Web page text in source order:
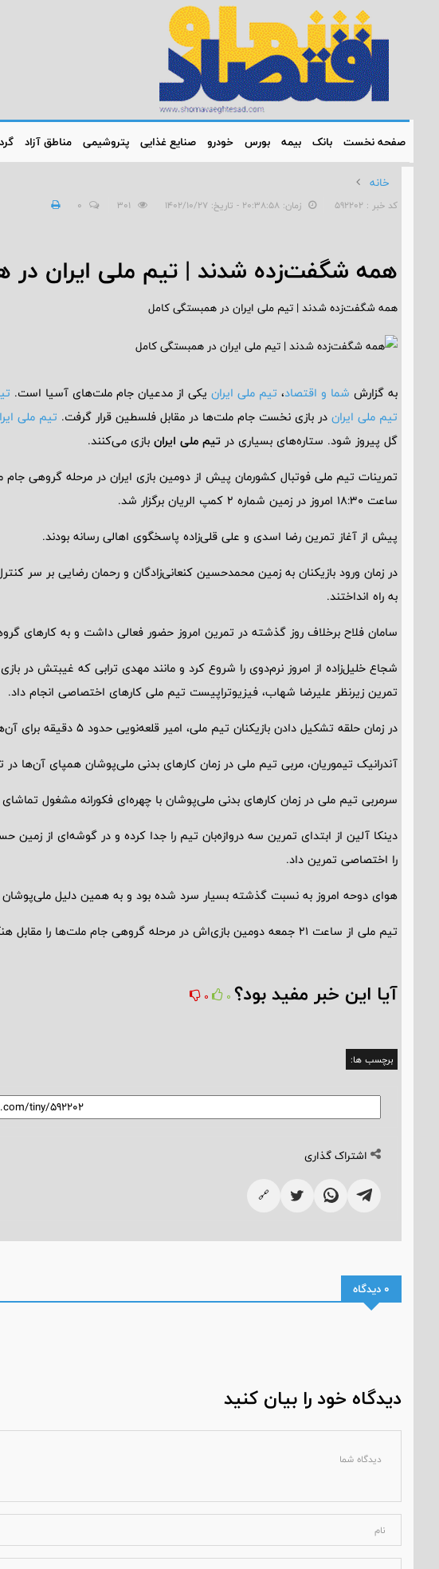
صفحه نخست بانک بیمه بورس خودرو صنایع غذایی پتروشیمی مناطق آزاد
خانه
کد خبر : 592202 زمان: ۲۰:۳۸:۵۸ - تاریخ: ۱۴۰۲/۱۰/۲۷ 0
همه شگفت‌زده شدند | تیم ملی ایران در
همه شگفت‌زده شدند | تیم ملی ایران در همبستگی کامل
به گزارش شما و اقتصاد، تیم ملی ایران یکی از مدعیان جام ملت‌های آسیا است.
تیم ملی ایران در بازی نخست جام ملت‌ها در مقابل فلسطین قرار گرفت. تیم ملی
گل پیروز شود. ستاره‌های بسیاری در تیم ملی ایران بازی می‌کنند.
تمرینات تیم ملی فوتبال کشورمان پیش از دومین بازی ایران در مرحله گروهی
ساعت ۱۸:۳۰ امروز در زمین شماره ۲ کمپ الریان برگزار شد.
پیش از آغاز تمرین رضا اسدی و علی قلی‌زاده پاسخگوی اهالی رسانه بودند.
در زمان ورود بازیکنان به زمین محمدحسین کنعانی‌زادگان و رحمان رضایی بر سر
به راه انداختند.
سامان فلاح برخلاف روز گذشته در تمرین امروز حضور فعالی داشت و به کارهای
شجاع خلیل‌زاده از امروز نرم‌دوی را شروع کرد و مانند مهدی ترابی که غیبتش در
تمرین زیرنظر علیرضا شهاب، فیزیوتراپیست تیم ملی کارهای اختصاصی انجام داد.
در زمان حلقه تشکیل دادن بازیکنان تیم ملی، امیر قلعه‌نویی حدود ۵ دقیقه برای آن‌ها صحبت کرد.
آندرانیک تیموریان، مربی تیم ملی در زمان کارهای بدنی ملی‌پوشان همپای آن‌ها
سرمربی تیم ملی در زمان کارهای بدنی ملی‌پوشان با چهره‌ای فکورانه مشغول
دینکا آلین از ابتدای تمرین سه دروازه‌بان تیم را جدا کرده و در گوشه‌ای از زمین
را اختصاصی تمرین داد.
هوای دوحه امروز به نسبت گذشته بسیار سرد شده بود و به همین دلیل ملی‌پوشان
تیم ملی از ساعت ۲۱ جمعه دومین بازی‌اش در مرحله گروهی جام ملت‌ها را مقابل هنگ‌کنگ برگزار می‌کند.
آیا این خبر مفید بود؟ 0
0
برچسب ها:
اشتراک گذاری
🔗
0 دیدگاه
دیدگاه خود را بیان کنید